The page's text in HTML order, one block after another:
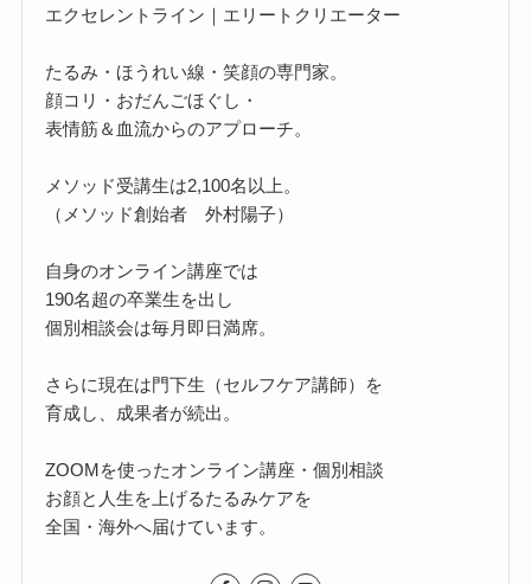
エクセレントライン｜エリートクリエーター
たるみ・ほうれい線・笑顔の専門家。
顔コリ・おだんごほぐし・
表情筋＆血流からのアプローチ。
メソッド受講生は2,100名以上。
（メソッド創始者 外村陽子）
自身のオンライン講座では
190名超の卒業生を出し
個別相談会は毎月即日満席。
さらに現在は門下生（セルフケア講師）を
育成し、成果者が続出。
ZOOMを使ったオンライン講座・個別相談
お顔と人生を上げるたるみケアを
全国・海外へ届けています。